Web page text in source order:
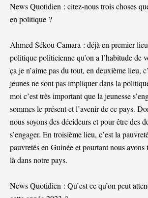
News Quotidien : citez-nous trois choses
en politique ?
Ahmed Sékou Camara : déjà en premier
politique politicienne qu’on a l’habitude de
ça je n’aime pas du tout, en deuxième lieu,
jeunes ne sont pas impliquer dans la
moi c’est très important que la jeunesse
sommes le présent et l’avenir de ce pays.
nous soyons des décideurs et pour être des
s’engager. En troisième lieu, c’est la
pauvretés en Guinée et pourtant nous avons
là dans notre pays.
News Quotidien : Qu’est ce qu’on peut